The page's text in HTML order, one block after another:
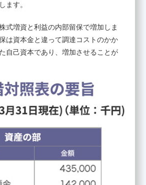
ます。
式増資と利益の内部留保で増加しま
は資本金と違って調達コストのかか
自己資本であり、増加させることが